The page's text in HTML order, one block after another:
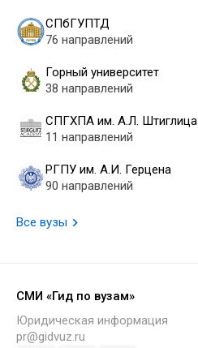
СПбГУПТД
76 направлений
Горный университет
38 направлений
СПГХПА им. А.Л. Штиглица
11 направлений
РГПУ им. А.И. Герцена
90 направлений
Все вузы
СМИ «Гид по вузам»
Юридическая информация
pr@gidvuz.ru